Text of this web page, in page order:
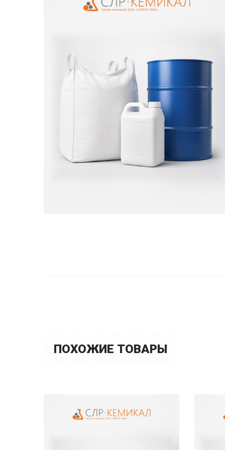
ПОХОЖИЕ ТОВАРЫ